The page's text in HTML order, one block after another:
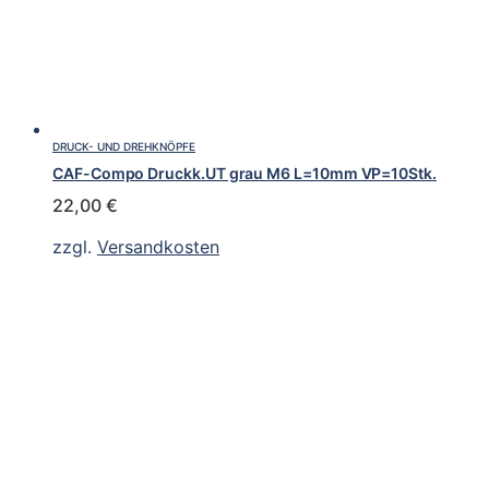
DRUCK- UND DREHKNÖPFE
CAF-Compo Druckk.UT grau M6 L=10mm VP=10Stk.
22,00 €
zzgl. Versandkosten